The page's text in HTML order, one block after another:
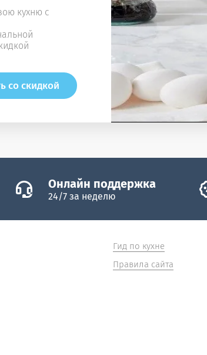
кухню с
со скидкой
Онлайн поддержка
24/7 за неделю
Гид по кухне
Правила сайта